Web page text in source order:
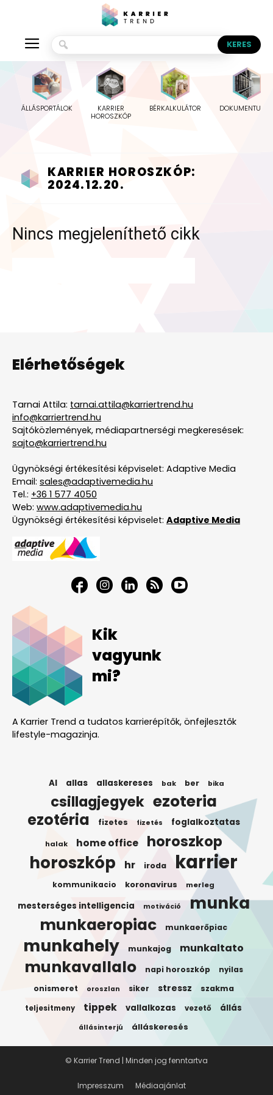
ÁLLÁSPORTÁLOK
KARRIER
HOROSZKÓP
BÉRKALKULÁTOR
KARRIER HOROSZKÓP:
2024.12.20.
Nincs megjeleníthető cikk
Elérhetőségek
Tarnai Attila: tarnai.attila@karriertrend.hu
info@karriertrend.hu
Sajtóközlemények, médiapartnerségi megkeresések:
sajto@karriertrend.hu
Ügynökségi értékesítési képviselet: Adaptive Media
Email: sales@adaptivemedia.hu
Tel.: +36 1 577 4050
Web: www.adaptivemedia.hu
Ügynökségi értékesítési képviselet: Adaptive Media
Kik
vagyunk
mi?
A Karrier Trend a tudatos karrierépítők, önfejlesztők
lifestyle-magazinja.
AI allas allaskereses bak ber bika
csillagjegyek ezoteria
ezotéria fizetes fizetés foglalkoztatas
halak home office horoszkop
horoszkóp hr iroda karrier
kommunikacio koronavirus merleg
mesterséges intelligencia motiváció munka
munkaeropiac munkaerőpiac
munkahely munkajog munkaltato
munkavallalo napi horoszkóp nyilas
onismeret oroszlan siker stressz szakma
teljesitmeny tippek vallalkozas vezető állás
állásinterjú álláskeresés
Impresszum Médiaajánlat
© Karrier Trend | Minden jog fenntartva